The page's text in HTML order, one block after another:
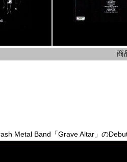
商
Metal Band「Grave Altar」の